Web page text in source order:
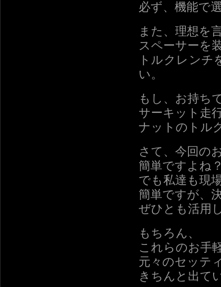
必ず、機能で
また、理想を
スペーサーを
トルクレンチ
い。
もし、お持ち
サーキット走
ナットのトル
さて、今回の
簡単ですよね
でも私達も現
簡単ですが、
ぜひとも活用
もちろん、
これらのお手
元々のセッテ
きちんと出て